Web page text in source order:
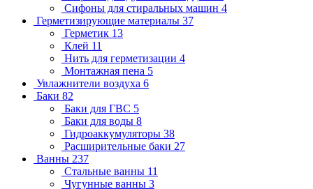
Сифоны для стиральных машин 4
Герметизирующие материалы 37
Герметик 13
Клей 11
Нить для герметизации 4
Монтажная пена 5
Увлажнители воздуха 6
Баки 82
Баки для ГВС 5
Баки для воды 8
Гидроаккумуляторы 38
Расширительные баки 27
Ванны 237
Стальные ванны 11
Чугунные ванны 3